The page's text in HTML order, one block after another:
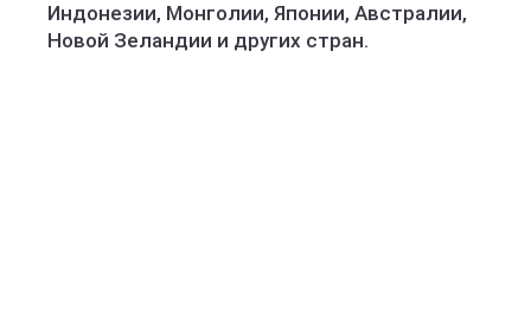
Индонезии, Монголии, Японии, Австралии,
Новой Зеландии и других стран.